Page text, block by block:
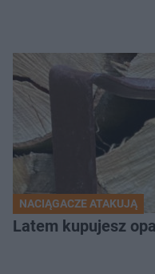
NACIĄGACZE ATAKUJĄ
Latem kupujesz